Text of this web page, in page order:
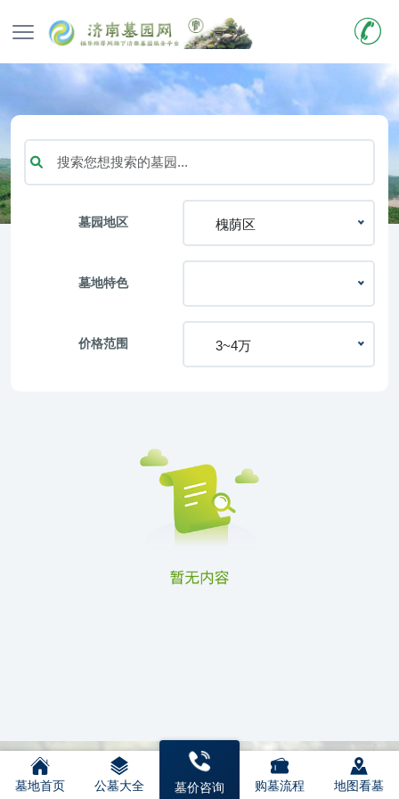
墓园地区 槐荫区
墓地特色
价格范围 3~4万
墓地首页 公墓大全 墓价咨询 购墓流程 地图看墓